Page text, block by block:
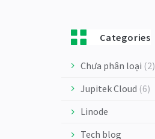
Categories
Chưa phân loại (2)
Jupitek Cloud (6)
Linode
Tech blog